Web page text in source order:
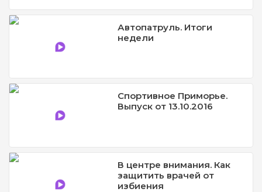
Автопатруль. Итоги
недели
Спортивное Приморье.
Выпуск от 13.10.2016
В центре внимания. Как
защитить врачей от
избиения